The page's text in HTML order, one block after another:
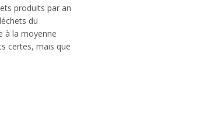
produits par an
du
à la moyenne
certes, mais que